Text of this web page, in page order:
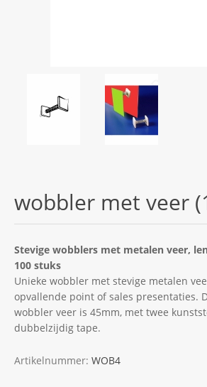
wobbler met veer
Stevige wobblers met metalen veer,
100 stuks
Unieke wobbler met stevige metalen
opvallende point of sales presentaties.
wobbler veer is 45mm, met twee
dubbelzijdig tape.
Artikelnummer: WOB4